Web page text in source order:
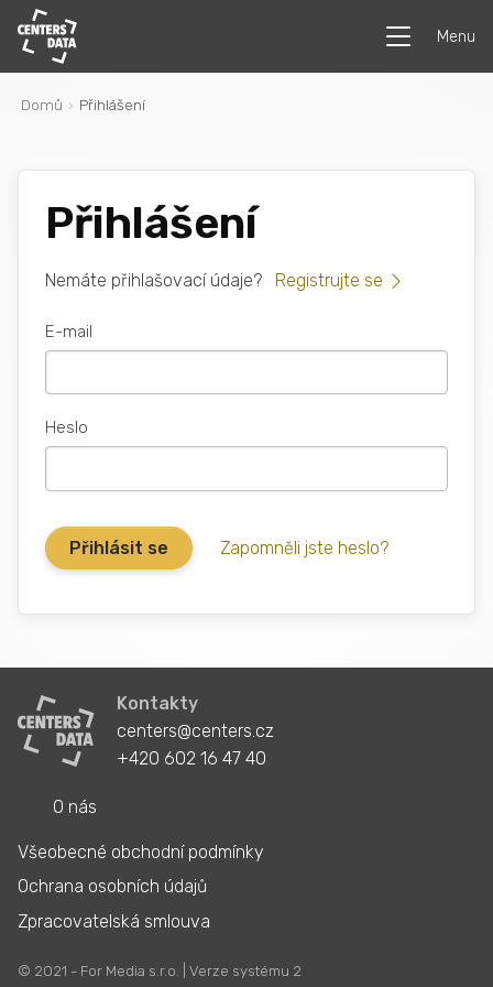
Menu
Domů Přihlášení
Přihlášení
Nemáte přihlašovací údaje? Registrujte se
E-mail
Heslo
Zapomněli jste heslo?
Kontakty
centers@centers.cz
+420 602 16 47 40
O nás
Všeobecné obchodní podmínky
Ochrana osobních údajů
Zpracovatelská smlouva
© 2021 - For Media s.r.o. | Verze systému 2